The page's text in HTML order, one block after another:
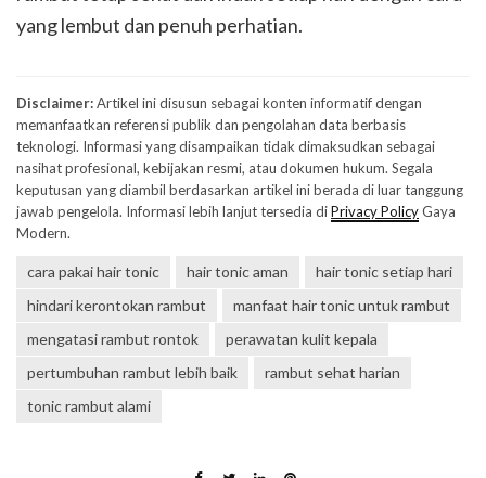
yang lembut dan penuh perhatian.
Disclaimer:Artikel ini disusun sebagai konten informatif dengan
memanfaatkan referensi publik dan pengolahan data berbasis
teknologi. Informasi yang disampaikan tidak dimaksudkan sebagai
nasihat profesional, kebijakan resmi, atau dokumen hukum. Segala
keputusan yang diambil berdasarkan artikel ini berada di luar tanggung
jawab pengelola. Informasi lebih lanjut tersedia diPrivacy PolicyGaya
Modern.
cara pakai hair tonic hair tonic aman
hair tonic setiap hari
hindari kerontokan rambut
manfaat hair tonic untuk rambut
mengatasi rambut rontok
perawatan kulit kepala
pertumbuhan rambut lebih baik
rambut sehat harian
tonic rambut alami